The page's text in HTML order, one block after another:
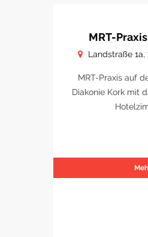
MRT-
Landstraße 1a,
MRT-Praxis auf
Diakonie Kork mit